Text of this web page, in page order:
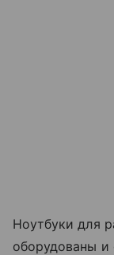
Ноутбуки для
оборудованы